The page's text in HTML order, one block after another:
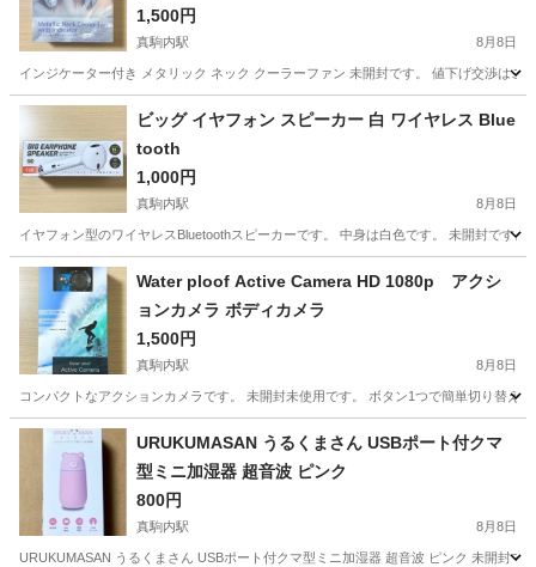
1,500円
真駒内駅 8月8日
インジケーター付き メタリック ネック クーラーファン 未開封です。 値下げ交渉は
北海道 札幌市 真駒内駅 季節、空調家電 クーラー
ビッグ イヤフォン スピーカー 白 ワイヤレス Blue
tooth
1,000円
真駒内駅 8月8日
イヤフォン型のワイヤレスBluetoothスピーカーです。 中身は白色です。 未開封です
北海道 札幌市 Water ploof Active Camera HD 1080p アクシ
ョンカメラ ボディカメラ
1,500円
真駒内駅 8月8日
コンパクトなアクションカメラです。 未開封未使用です。 ボタン1つで簡単切り替
北海道 札幌市 カメラ アクションカメラ
URUKUMASAN うるくまさん USBポート付クマ
型ミニ加湿器 超音波 ピンク
800円
真駒内駅 8月8日
URUKUMASAN うるくまさん USBポート付クマ型ミニ加湿器 超音波 ピンク 未開封